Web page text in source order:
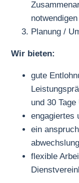
Planung /
Wir bieten:
gute
und 30 Tage
engagiertes
ein
flexible